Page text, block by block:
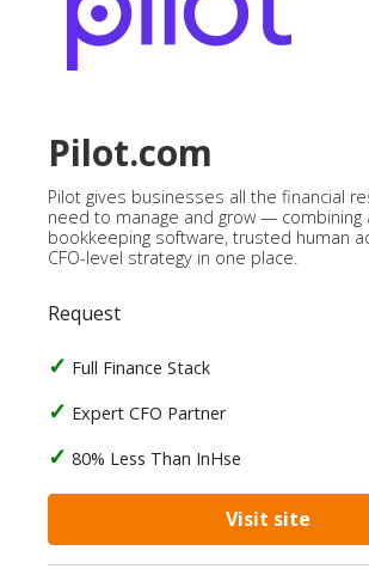
Pilot.com
Pilot gives businesses all the financial
need to manage and grow — combining
bookkeeping software, trusted human
CFO-level strategy in one place.
Request
Full Finance Stack
Expert CFO Partner
80% Less Than InHse
Visit site